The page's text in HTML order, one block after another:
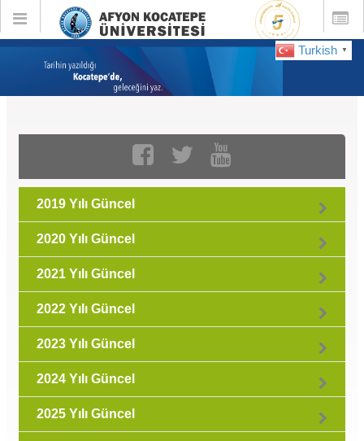
Toggle
global
Toggle
Turkish ▼
GÜNCEL : Şubat 2022
2019 Yılı Güncel
2020 Yılı Güncel
2021 Yılı Güncel
2022 Yılı Güncel
2023 Yılı Güncel
2024 Yılı Güncel
2025 Yılı Güncel